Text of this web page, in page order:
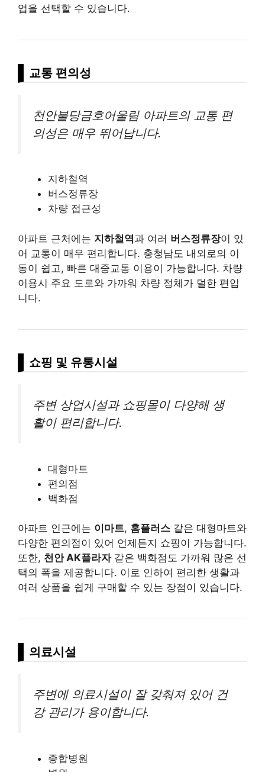
업을 선택할 수 있습니다.
교통 편의성
천안불당금호어울림 아파트의 교통 편
의성은 매우 뛰어납니다.
지하철역
버스정류장
차량 접근성
아파트 근처에는 지하철역과 여러 버스정류장이 있
어 교통이 매우 편리합니다. 충청남도 내외로의 이
동이 쉽고, 빠른 대중교통 이용이 가능합니다. 차량
이용시 주요 도로와 가까워 차량 정체가 덜한 편입
니다.
쇼핑 및 유통시설
주변 상업시설과 쇼핑몰이 다양해 생
활이 편리합니다.
대형마트
편의점
백화점
아파트 인근에는 이마트, 홈플러스 같은 대형마트와
다양한 편의점이 있어 언제든지 쇼핑이 가능합니다.
또한, 천안 AK플라자같은 백화점도 가까워 많은 선
택의 폭을 제공합니다. 이로 인하여 편리한 생활과
여러 상품을 쉽게 구매할 수 있는 장점이 있습니다.
의료시설
주변에 의료시설이 잘 갖춰져 있어 건
강 관리가 용이합니다.
종합병원